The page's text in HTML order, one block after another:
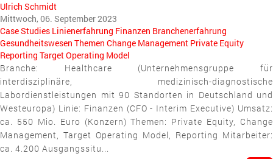
Ulrich Schmidt
Mittwoch, 06. September 2023
Case Studies Linienerfahrung Finanzen Branchenerfahrung
Gesundheitswesen Themen Change Management Private Equity
Reporting Target Operating Model
Branche: Healthcare (Unternehmensgruppe für
interdisziplinäre, medizinisch-diagnostische
Labordienstleistungen mit 90 Standorten in Deutschland und
Westeuropa) Linie: Finanzen (CFO - Interim Executive) Umsatz:
ca. 550 Mio. Euro (Konzern) Themen: Private Equity, Change
Management, Target Operating Model, Reporting Mitarbeiter:
ca. 4.200 Ausgangssitu...